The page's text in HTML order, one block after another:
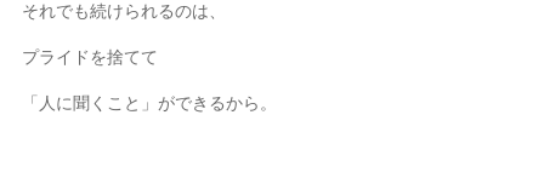
それでも続けられるのは、
プライドを捨てて
「人に聞くこと」ができるから。